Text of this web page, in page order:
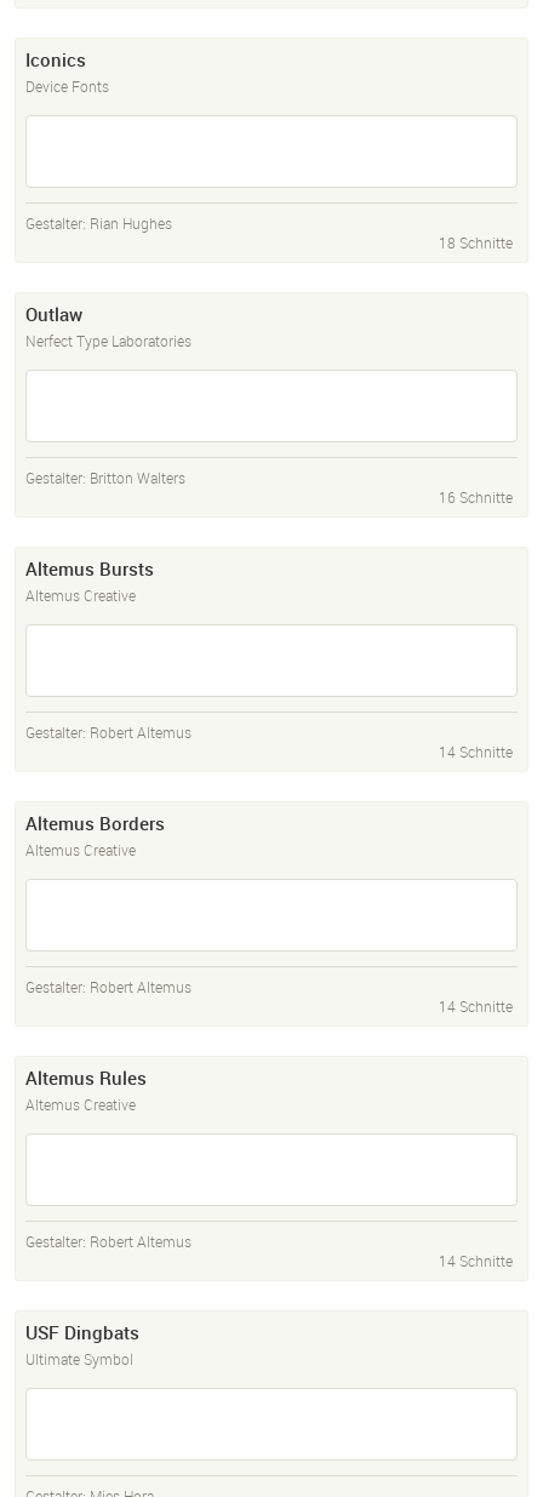
Iconics
Device Fonts
Gestalter: Rian Hughes
18 Schnitte
Outlaw
Nerfect Type Laboratories
Gestalter: Britton Walters
16 Schnitte
Altemus Bursts
Altemus Creative
Gestalter: Robert Altemus
14 Schnitte
Altemus Borders
Altemus Creative
Gestalter: Robert Altemus
14 Schnitte
Altemus Rules
Altemus Creative
Gestalter: Robert Altemus
14 Schnitte
USF Dingbats
Ultimate Symbol